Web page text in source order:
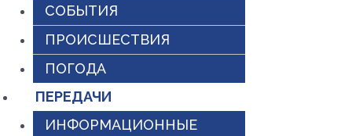
СОБЫТИЯ
ПРОИСШЕСТВИЯ
ПОГОДА
ПЕРЕДАЧИ
ИНФОРМАЦИОННЫЕ